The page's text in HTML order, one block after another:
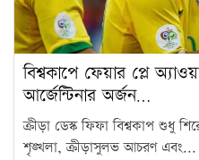
বিশ্বকাপে ফেয়ার প্লে
আর্জেন্টিনার অর্জন…
ক্রীড়া ডেস্ক ফিফা বিশ্বকাপ শুধু
শৃঙ্খলা, ক্রীড়াসুলভ আচরণ